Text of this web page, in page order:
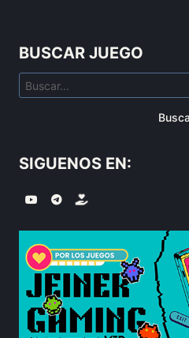
BUSCAR JUEGO
SIGUENOS EN: